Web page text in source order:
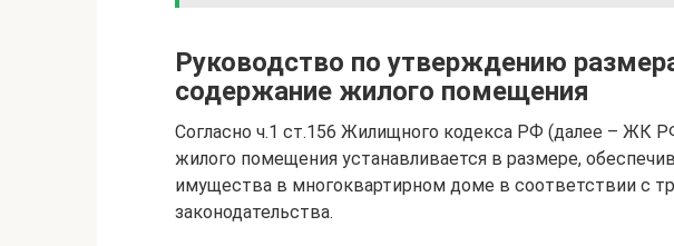
Руководство по утверждению
содержание жилого помещения
Согласно ч.1 ст.156 Жилищного кодекса РФ (далее – ЖК
жилого помещения устанавливается в размере,
имущества в многоквартирном доме в соответствии с
законодательства.